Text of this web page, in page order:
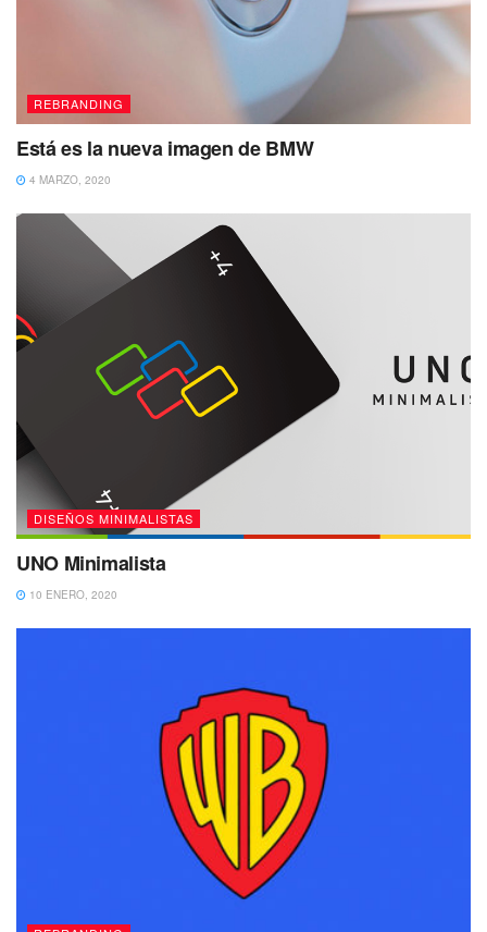
REBRANDING
Está es la nueva imagen de BMW
4 MARZO, 2020
DISEÑOS MINIMALISTAS
UNO Minimalista
10 ENERO, 2020